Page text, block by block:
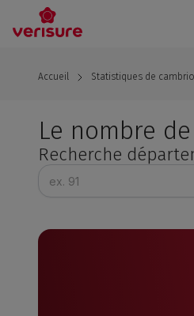
contenu
Accueil Statistiques de
Le nombre
Recherche